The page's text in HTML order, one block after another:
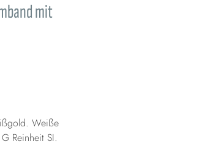
mit
Weiße
Reinheit SI.